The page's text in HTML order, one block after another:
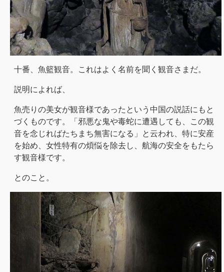
十番、魚籃観音。これはよく名前を聞く観音さまだ。
説明によれば、
魚売りの美女が観音様であったという中国の説話にもと
づくものです。「邪悪な鬼や毒蛇に遭遇しても、この観
音を念じればたちまち無害になる」と云われ、特に安産
を始め、女性特有の煩悩を除去し、航海の安全をもたら
す観音様です。
とのこと。